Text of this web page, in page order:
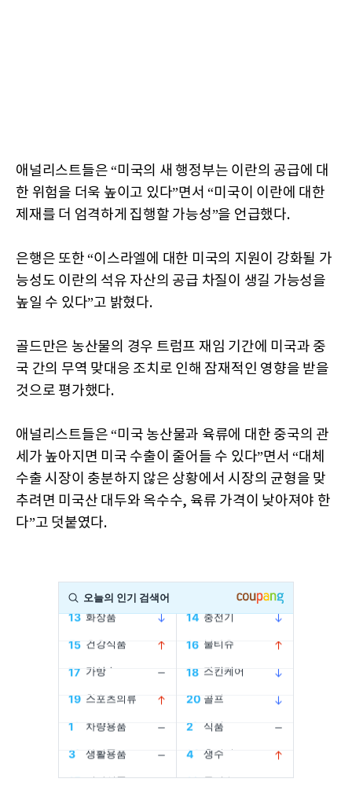
애널리스트들은 “미국의 새 행정부는 이란의 공급에 대
한 위험을 더욱 높이고 있다”면서 “미국이 이란에 대한
제재를 더 엄격하게 집행할 가능성”을 언급했다.
은행은 또한 “이스라엘에 대한 미국의 지원이 강화될 가
능성도 이란의 석유 자산의 공급 차질이 생길 가능성을
높일 수 있다”고 밝혔다.
골드만은 농산물의 경우 트럼프 재임 기간에 미국과 중
국 간의 무역 맞대응 조치로 인해 잠재적인 영향을 받을
것으로 평가했다.
애널리스트들은 “미국 농산물과 육류에 대한 중국의 관
세가 높아지면 미국 수출이 줄어들 수 있다”면서 “대체
수출 시장이 충분하지 않은 상황에서 시장의 균형을 맞
추려면 미국산 대두와 옥수수, 육류 가격이 낮아져야 한
다”고 덧붙였다.